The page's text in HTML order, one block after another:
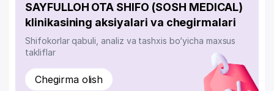
SAYFULLOH OTA SHIFO (SOSH MEDICAL)
klinikasining aksiyalari va chegirmalari
Shifokorlar qabuli, analiz va tashxis bo‘yicha maxsus
takliflar
Chegirma olish